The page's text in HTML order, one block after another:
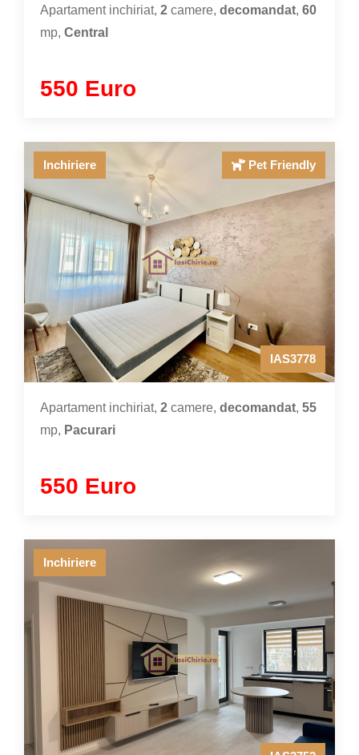
Apartament inchiriat, 2 camere, decomandat, 60
mp, Central
550 Euro
Inchiriere
IAS3778
Pet Friendly
Apartament inchiriat, 2 camere, decomandat, 55
mp, Pacurari
550 Euro
Inchiriere